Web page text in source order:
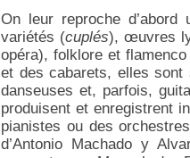
On leur reproche d’abord
variétés (cuplés), œuvres
opéra), folklore et
et des cabarets, elles
danseuses et, parfois,
produisent et enregistrent
pianistes ou des
d’Antonio Machado y